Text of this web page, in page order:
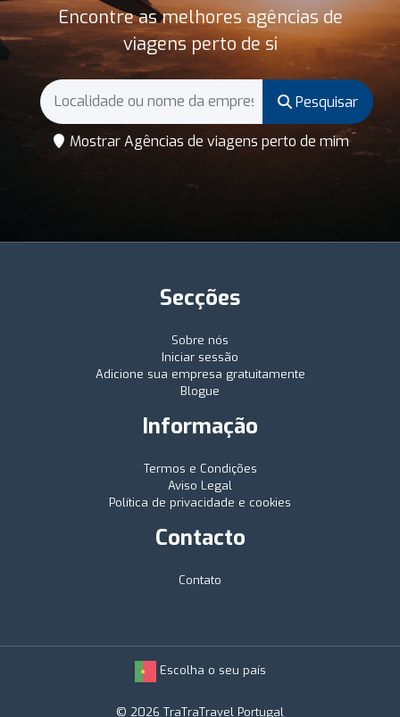
Encontre as melhores agências de
viagens perto de si
Pesquisar
Mostrar Agências de viagens perto de mim
Secções
Sobre nós
Iniciar sessão
Adicione sua empresa gratuitamente
Blogue
Informação
Termos e Condições
Aviso Legal
Política de privacidade e cookies
Contacto
Contato
Escolha o seu país
© 2026 TraTraTravel Portugal